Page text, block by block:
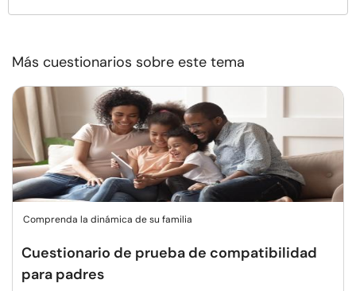
Más cuestionarios sobre este tema
Comprenda la dinámica de su familia
Cuestionario de prueba de compatibilidad
para padres